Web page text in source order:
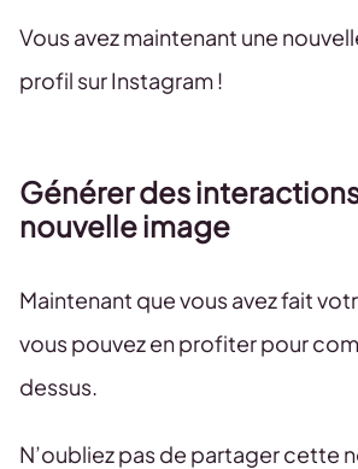
Vous avez maintenant une
profil sur Instagram !
Générer des
nouvelle image
Maintenant que vous avez fait
vous pouvez en profiter pour
dessus.
N’oubliez pas de partager cette